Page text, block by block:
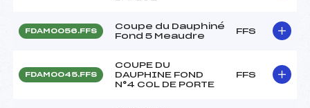
FDAM0056.FFS
Coupe du Dauphiné
Fond 5 Meaudre
FFS
FDAM0045.FFS
COUPE DU
DAUPHINE FOND
N°4 COL DE PORTE
FFS